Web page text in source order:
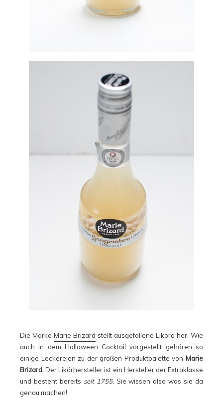
Die Marke Marie Brizard stellt ausgefallene Liköre her. Wie
auch in dem Halloween Cocktail vorgestellt gehören so
einige Leckereien zu der großen Produktpalette von Marie
Brizard.Der Likörhersteller ist ein Hersteller der Extraklasse
und besteht bereits seit 1755.Sie wissen also was sie da
genau machen!